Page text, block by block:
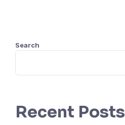
Search
Recent Posts